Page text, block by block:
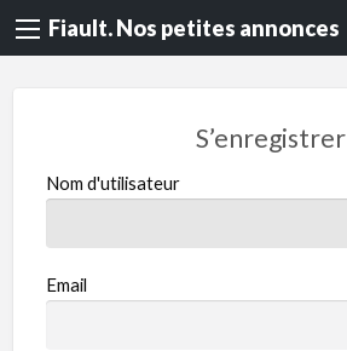
Fiault. Nos petites annonces
S’enregistrer
Nom d'utilisateur
Email